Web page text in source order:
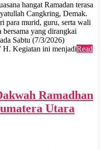
hangat Ramadan terasa
Cangkring, Demak.
para murid, guru, serta wali
yang dirangkai
Sabtu (7/3/2026)
H. Kegiatan ini menjadiRead
Ramadhan
Utara